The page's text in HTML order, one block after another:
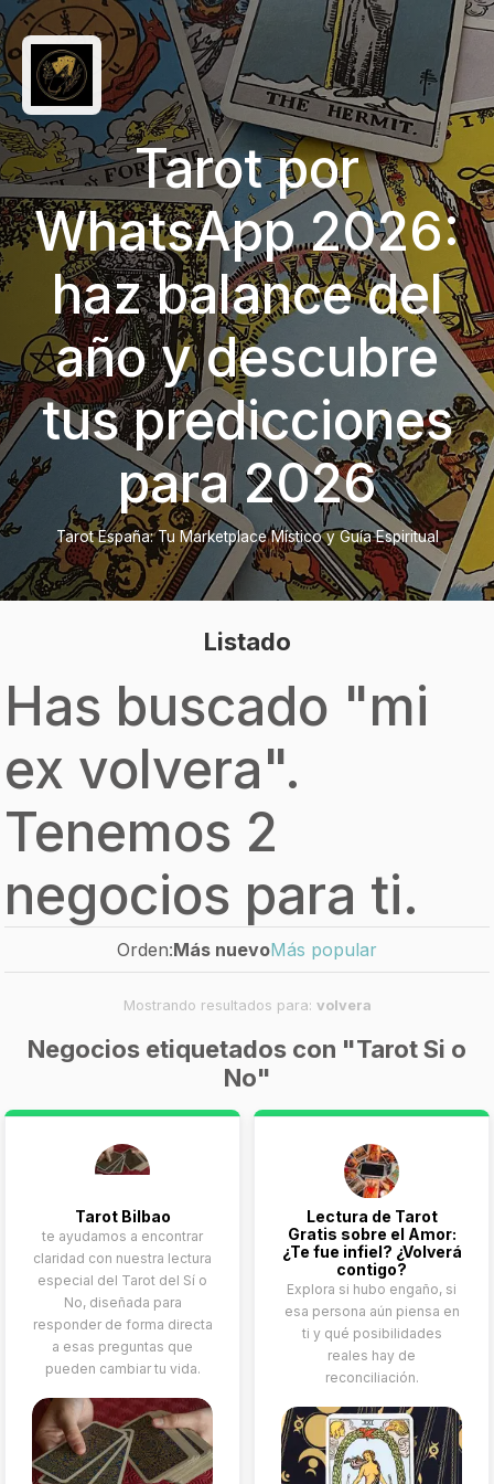
Tarot por
WhatsApp 2026:
haz balance del
año y descubre
tus predicciones
para 2026
Tarot España: Tu Marketplace Místico y Guía Espiritual
Listado
Has buscado "mi
ex volvera".
Tenemos 2
negocios para ti.
Orden:Más nuevoMás popular
Mostrando resultados para: volvera
Negocios etiquetados con "Tarot Si o
No"
Tarot Bilbao
te ayudamos a encontrar
claridad con nuestra lectura
especial del Tarot del Sí o
No, diseñada para
responder de forma directa
a esas preguntas que
pueden cambiar tu vida.
Lectura de Tarot
Gratis sobre el Amor:
¿Te fue infiel? ¿Volverá
contigo?
Explora si hubo engaño, si
esa persona aún piensa en
ti y qué posibilidades
reales hay de
reconciliación.